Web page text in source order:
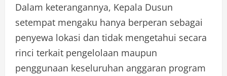
Dalam keterangannya, Kepala Dusun
setempat mengaku hanya berperan sebagai
penyewa lokasi dan tidak mengetahui secara
rinci terkait pengelolaan maupun
penggunaan keseluruhan anggaran program